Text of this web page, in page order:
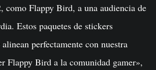
como Flappy Bird, a una audiencia de
Estos paquetes de stickers
perfectamente con nuestra
Flappy Bird a la comunidad gamer»,